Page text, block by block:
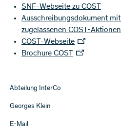
SNF-Webseite zu COST
Ausschreibungsdokument
zugelassenen COST-Aktionen
COST-Webseite​
Brochure COST
Abteilung InterCo
Georges Klein
E-Mail